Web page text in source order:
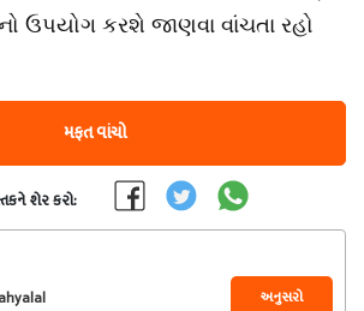
ઉપયોગ કરશે જાણવા વાંચતા રહો
મફત વાંચો
શેર કરો:
અનુસરો